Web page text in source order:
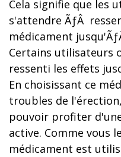
Cela signifie que les
s'attendre ÃƒÂ
médicament
Certains utilisateurs
ressenti les effets
En choisissant ce
troubles de
pouvoir profiter
active. Comme vous
médicament est